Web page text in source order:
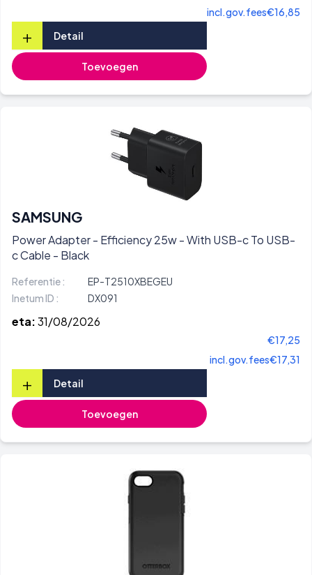
incl.gov.fees€16,85
+ Detail
Toevoegen
SAMSUNG
Power Adapter - Efficiency 25w - With USB-c To USB-
c Cable - Black
Referentie :
EP-T2510XBEGEU
Inetum ID :
DX091
eta:31/08/2026
€17,25
incl.gov.fees€17,31
+ Detail
Toevoegen